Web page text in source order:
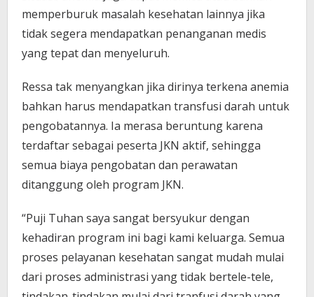
memperburuk masalah kesehatan lainnya jika
tidak segera mendapatkan penanganan medis
yang tepat dan menyeluruh.
Ressa tak menyangkan jika dirinya terkena anemia
bahkan harus mendapatkan transfusi darah untuk
pengobatannya. Ia merasa beruntung karena
terdaftar sebagai peserta JKN aktif, sehingga
semua biaya pengobatan dan perawatan
ditanggung oleh program JKN.
“Puji Tuhan saya sangat bersyukur dengan
kehadiran program ini bagi kami keluarga. Semua
proses pelayanan kesehatan sangat mudah mulai
dari proses administrasi yang tidak bertele-tele,